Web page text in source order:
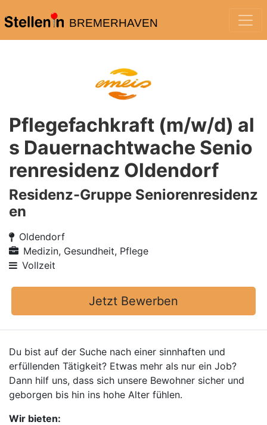
BREMERHAVEN
Pflegefachkraft (m/w/d) al
s Dauernachtwache Senio
renresidenz Oldendorf
Residenz-Gruppe Seniorenresidenz
en
Oldendorf
Medizin, Gesundheit, Pflege
Vollzeit
Jetzt Bewerben
Du bist auf der Suche nach einer sinnhaften und
erfüllenden Tätigkeit? Etwas mehr als nur ein Job?
Dann hilf uns, dass sich unsere Bewohner sicher und
geborgen bis hin ins hohe Alter fühlen.
Wir bieten: